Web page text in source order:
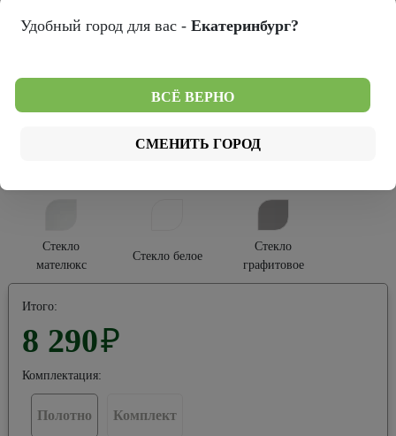
Тип покрытия:
Стекло
мателюкс
Стекло белое
Стекло
графитовое
Итого:
8 290₽
Комплектация:
Полотно Комплект
Удобный город для вас - Екатеринбург?
ВСЁ ВЕРНО
СМЕНИТЬ ГОРОД